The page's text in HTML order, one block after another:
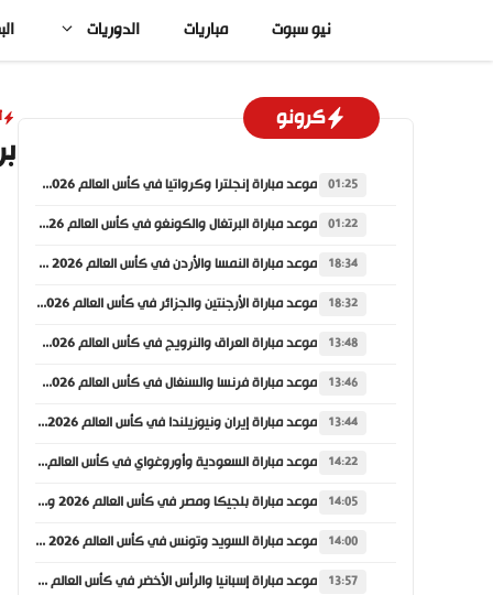
المحتوى
نيو سبوت مباريات الدوريات
كرونو
01:25 موعد مباراة إنجلترا وكرواتيا في كأس العالم 2026 والقنوات الناقلة
01:22 موعد مباراة البرتغال والكونغو في كأس العالم 2026 والقنوات الناقلة
18:34 موعد مباراة النمسا والأردن في كأس العالم 2026 والقنوات الناقلة
18:32 موعد مباراة الأرجنتين والجزائر في كأس العالم 2026 والقنوات الناقلة
13:48 موعد مباراة العراق والنرويج في كأس العالم 2026 والقنوات الناقلة
13:46 موعد مباراة فرنسا والسنغال في كأس العالم 2026 والقنوات الناقلة
13:44 موعد مباراة إيران ونيوزيلندا في كأس العالم 2026 والقنوات الناقلة
14:22 موعد مباراة السعودية وأوروغواي في كأس العالم 2026 والقنوات الناقلة
14:05 موعد مباراة بلجيكا ومصر في كأس العالم 2026 والقنوات الناقلة
14:00 موعد مباراة السويد وتونس في كأس العالم 2026 والقنوات الناقلة
13:57 موعد مباراة إسبانيا والرأس الأخضر في كأس العالم 2026 والقنوات الناقلة